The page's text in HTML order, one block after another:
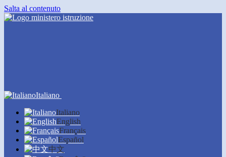
Salta al contenuto
Italiano
Italiano
English
Français
Español
中文